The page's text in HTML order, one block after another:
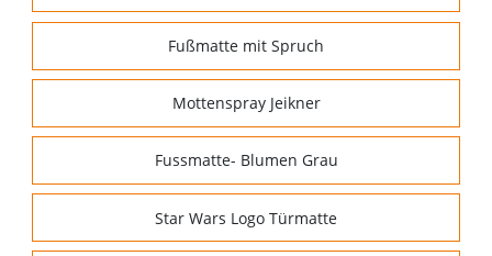
Fußmatte mit Spruch
Mottenspray Jeikner
Fussmatte- Blumen Grau
Star Wars Logo Türmatte